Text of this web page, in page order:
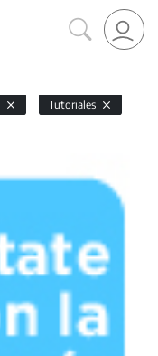
Tutoriales